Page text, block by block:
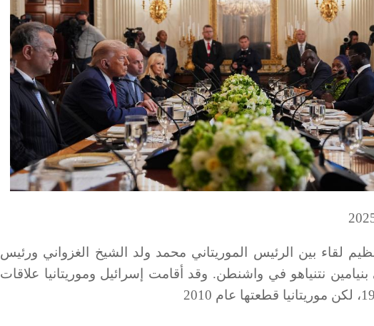
لقاء بين الرئيس الموريتاني محمد ولد الشيخ الغزواني ورئيس
بنيامين نتنياهو في واشنطن. وقد أقامت إسرائيل وموريتانيا علاقات